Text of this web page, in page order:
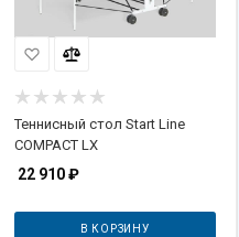
Теннисный стол Start Line
COMPACT LX
22 910₽
В КОРЗИНУ